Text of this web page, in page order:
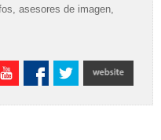
asesores de imagen,